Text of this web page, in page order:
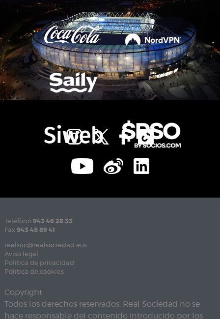
Teléfono 943 46 28 33
Fax 943 45 89 41
realsoc@realsociedad.eus
Aviso legal
Política de privacidad
Política de cookies
Copyright
Todos los derechos reservados. Real Sociedad no se
hace responsable del contenido introducido por los